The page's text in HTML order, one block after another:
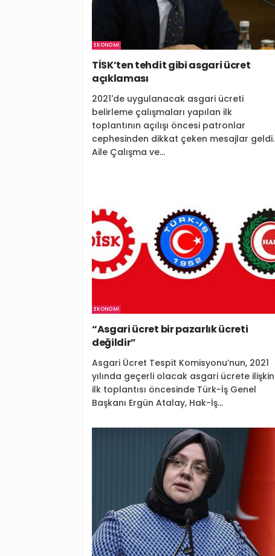
EKONOMI
TİSK’ten tehdit gibi asgari ücret
açıklaması
2021'de uygulanacak asgari ücreti
belirleme çalışmaları yapılan ilk
toplantının açılışı öncesi patronlar
cephesinden dikkat çeken mesajlar geldi.
Aile Çalışma ve...
EKONOMI
“Asgari ücret bir pazarlık ücreti
değildir”
Asgari Ücret Tespit Komisyonu’nun, 2021
yılında geçerli olacak asgari ücrete ilişkin
ilk toplantısı öncesinde Türk-İş Genel
Başkanı Ergün Atalay, Hak-İş...